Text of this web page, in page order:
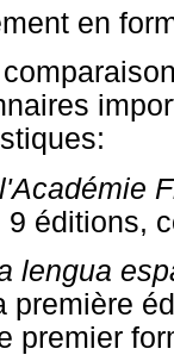
en
éditions,
lengua
première
premier